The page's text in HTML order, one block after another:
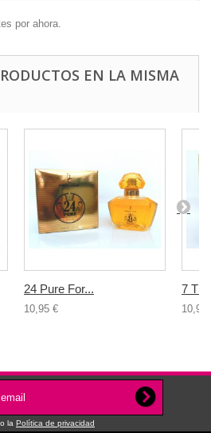
por ahora.
EN LA MISMA
24 Pure For...
10,95 €
7
10,95
la Política de privacidad